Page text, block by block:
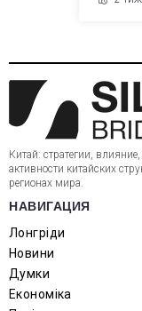
Китай: стратегии,
активности китайских
регионах мира.
НАВИГАЦИЯ
Лонгріди
Новини
Думки
Економіка